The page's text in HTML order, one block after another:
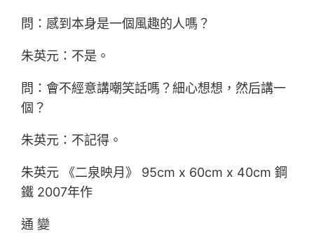
問：感到本身是一個風趣的人嗎？
朱英元：不是。
問：會不經意講嘲笑話嗎？細心想想，然后講一
個？
朱英元：不記得。
朱英元 《二泉映月》 95cm x 60cm x 40cm 鋼
鐵 2007年作
通 變